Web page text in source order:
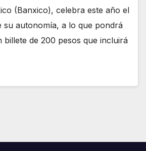
(Banxico), celebra este año el
su autonomía, a lo que pondrá
de 200 pesos que incluirá